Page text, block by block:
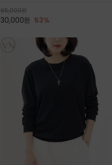
으로도 포인트가 되며, 데일리 활
65,000원
30,000원 53%